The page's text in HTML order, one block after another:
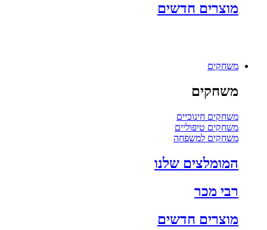
מוצרים חדשים
משחקים
משחקים
משחקים חינוכיים
משחקים טיפוליים
משחקים למשפחה
המומלצים שלנו
רבי מכר
מוצרים חדשים